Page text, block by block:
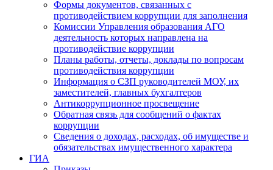
Формы документов, связанных с
противодействием коррупции для заполнения
Комиссии Управления образования АГО
деятельность которых направлена на
противодействие коррупции
Планы работы, отчеты, доклады по вопросам
противодействия коррупции
Информация о СЗП руководителей МОУ, их
заместителей, главных бухгалтеров
Антикоррупционное просвещение
Обратная связь для сообщений о фактах
коррупции
Сведения о доходах, расходах, об имуществе и
обязательствах имущественного характера
ГИА